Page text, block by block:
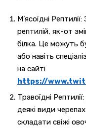
М’ясоїдні
рептилій, як-от
білка. Це можуть
або навіть
на сайті
https://
Травоїдні
деякі види
складати свіжі